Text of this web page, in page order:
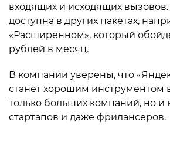
входящих и исходящих
доступна в других пакетах,
«Расширенном», который
рублей в месяц.
В компании уверены, что
станет хорошим инструментом
только больших компаний, но
стартапов и даже фрилансеров.